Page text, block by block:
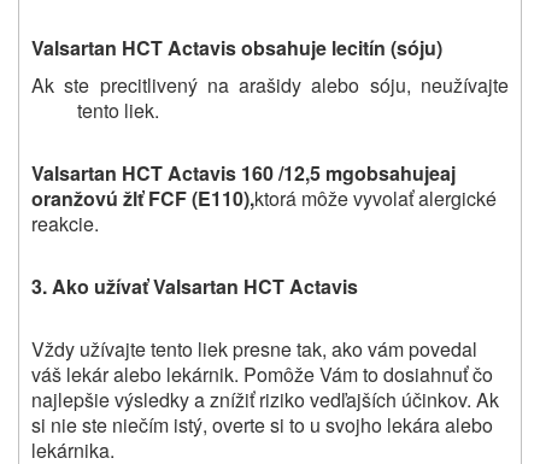
Valsartan HCT Actavis obsahuje lecitín (sóju)
Ak ste precitlivený na arašidy alebo sóju, neužívajte
tento liek.
Valsartan HCT Actavis 160 /12,5 mgobsahujeaj
oranžovú žlť FCF (E110),ktorá môže vyvolať alergické
reakcie.
3. Ako užívať Valsartan HCT Actavis
Vždy užívajte tento liek presne tak, ako vám povedal
váš lekár alebo lekárnik. Pomôže Vám to dosiahnuť čo
najlepšie výsledky a znížiť riziko vedľajších účinkov. Ak
si nie ste niečím istý, overte si to u svojho lekára alebo
lekárnika.